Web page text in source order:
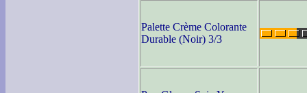
Palette Crème Colorante
Durable (Noir) 3/3